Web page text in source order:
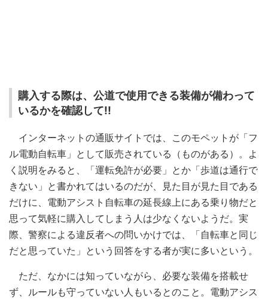
購入する際は、公道で使用できる装備が備わって
いるかを確認して!!
インターネットの通販サイトでは、このモペットが「フ
ル電動自転車」として販売されている（ものがある）。よ
く説明をみると、「運転免許が必要」とか「歩道は通行で
きない」と書かれてはいるのだが、見た目が見た目である
だけに、電動アシスト自転車の延長線上にある乗り物だと
思って気軽に購入してしまう人は少なくないようだ。実
際、警察による違反者への問いかけでは、「自転車と同じ
だと思っていた」という回答をする者が実に多いという。
ただ、なかには知っていながら、必要な装備を搭載せ
ず、ルールも守っていない人もいるとのこと。電動アシス